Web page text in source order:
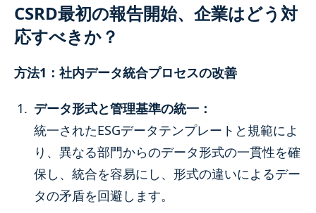
CSRD最初の報告開始、企業はどう対
応すべきか？
方法1：社内データ統合プロセスの改善
データ形式と管理基準の統一：
統一されたESGデータテンプレートと規範によ
り、異なる部門からのデータ形式の一貫性を確
保し、統合を容易にし、形式の違いによるデー
タの矛盾を回避します。